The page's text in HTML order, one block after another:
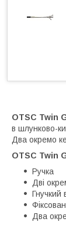
OTSC Twin
в шлунково-
Два окремо
OTSC Twin
Ручка
Дві
Гнучкий
Два